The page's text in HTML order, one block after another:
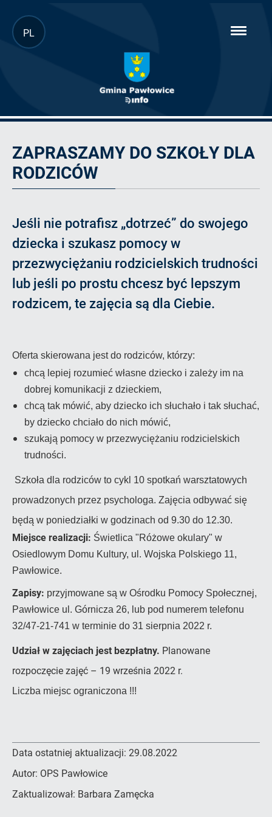
Przejdź
do
PL
ZAPRASZAMY DO SZKOŁY DLA
RODZICÓW
Jeśli nie potrafisz „dotrzeć” do swojego
dziecka i szukasz pomocy w
przezwyciężaniu rodzicielskich trudności
lub jeśli po prostu chcesz być lepszym
rodzicem, te zajęcia są dla Ciebie.
Oferta skierowana jest do rodziców, którzy:
chcą lepiej rozumieć własne dziecko i zależy im na
dobrej komunikacji z dzieckiem,
chcą tak mówić, aby dziecko ich słuchało i tak słuchać,
by dziecko chciało do nich mówić,
szukają pomocy w przezwyciężaniu rodzicielskich
trudności.
Szkoła dla rodziców to cykl 10 spotkań warsztatowych
prowadzonych przez psychologa. Zajęcia odbywać się
będą w poniedziałki w godzinach od 9.30 do 12.30.
Miejsce realizacji: Świetlica "Różowe okulary" w
Osiedlowym Domu Kultury, ul. Wojska Polskiego 11,
Pawłowice.
Zapisy: przyjmowane są w Ośrodku Pomocy Społecznej,
Pawłowice ul. Górnicza 26, lub pod numerem telefonu
32/47-21-741 w terminie do 31 sierpnia 2022 r.
Udział w zajęciach jest bezpłatny. Planowane
rozpoczęcie zajęć – 19 września 2022 r.
Liczba miejsc ograniczona !!!
Data ostatniej aktualizacji: 29.08.2022
Autor: OPS Pawłowice
Zaktualizował: Barbara Zamęcka